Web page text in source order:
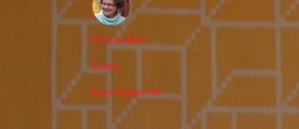
Decken
Heimtextilien
Schals
Babytragetücher